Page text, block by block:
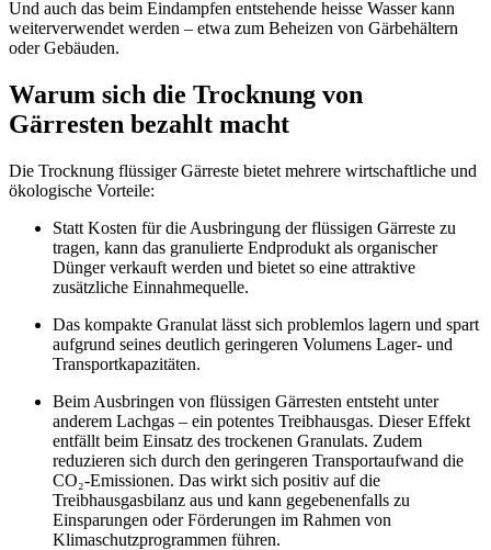
Und auch das beim Eindampfen entstehende heisse Wasser kann
weiterverwendet werden – etwa zum Beheizen von Gärbehältern
oder Gebäuden.
Warum sich die Trocknung von
Gärresten bezahlt macht
Die Trocknung flüssiger Gärreste bietet mehrere wirtschaftliche und
ökologische Vorteile:
Statt Kosten für die Ausbringung der flüssigen Gärreste zu
tragen, kann das granulierte Endprodukt als organischer
Dünger verkauft werden und bietet so eine attraktive
zusätzliche Einnahmequelle.
Das kompakte Granulat lässt sich problemlos lagern und spart
aufgrund seines deutlich geringeren Volumens Lager- und
Transportkapazitäten.
Beim Ausbringen von flüssigen Gärresten entsteht unter
anderem Lachgas – ein potentes Treibhausgas. Dieser Effekt
entfällt beim Einsatz des trockenen Granulats. Zudem
reduzieren sich durch den geringeren Transportaufwand die
CO₂-Emissionen. Das wirkt sich positiv auf die
Treibhausgasbilanz aus und kann gegebenenfalls zu
Einsparungen oder Förderungen im Rahmen von
Klimaschutzprogrammen führen.